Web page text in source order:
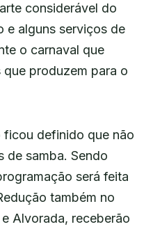
considerável do
e alguns serviços de
o carnaval que
produzem para o
ficou definido que não
de samba. Sendo
será feita
também no
Alvorada, receberão